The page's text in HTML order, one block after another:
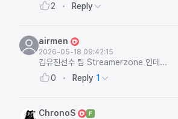
2
Reply
airmen
2026-05-18 09:42:15
김유진선수 팀 Streamerzone 인데...
0
Reply 1
ChronoS